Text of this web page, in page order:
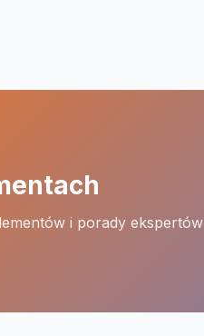
i porady ekspertów